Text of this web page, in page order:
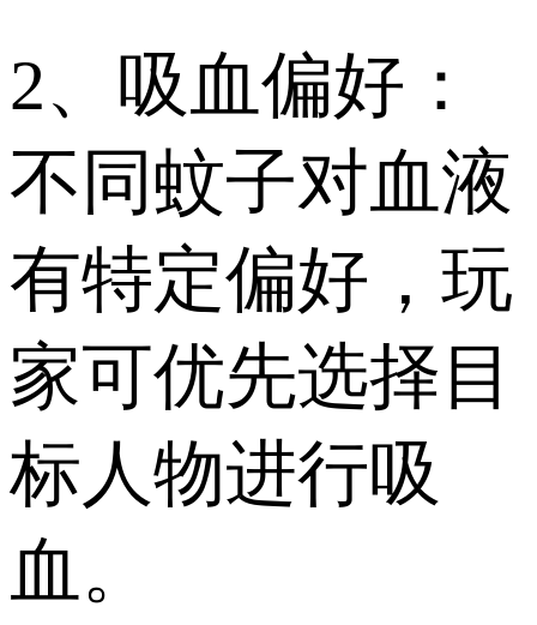
2、吸血偏好：
不同蚊子对血液
有特定偏好，玩
家可优先选择目
标人物进行吸
血。